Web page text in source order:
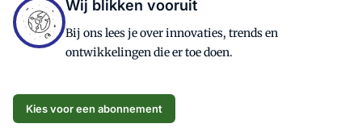
Wij blikken vooruit
Bij ons lees je over innovaties, trends en
ontwikkelingen die er toe doen.
Kies voor een abonnement